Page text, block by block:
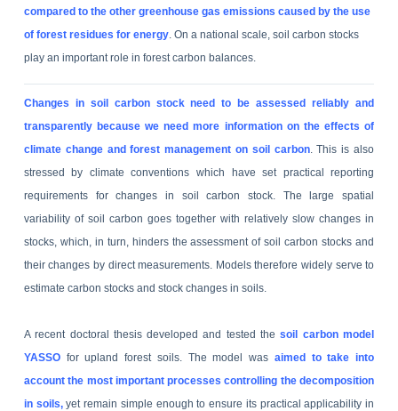
compared to the other greenhouse gas emissions caused by the use
of forest residues for energy. On a national scale, soil carbon stocks
play an important role in forest carbon balances.
Changes in soil carbon stock need to be assessed reliably and
transparently because we need more information on the effects of
climate change and forest management on soil carbon.This is also
stressed by climate conventions which have set practical reporting
requirements for changes in soil carbon stock. The large spatial
variability of soil carbon goes together with relatively slow changes in
stocks, which, in turn, hinders the assessment of soil carbon stocks and
their changes by direct measurements. Models therefore widely serve to
estimate carbon stocks and stock changes in soils.
A recent doctoral thesis developed and tested thesoil carbon model
YASSOfor upland forest soils. The model was aimed to take into
account the most important processes controlling the decomposition
in soils,yet remain simple enough to ensure its practical applicability in